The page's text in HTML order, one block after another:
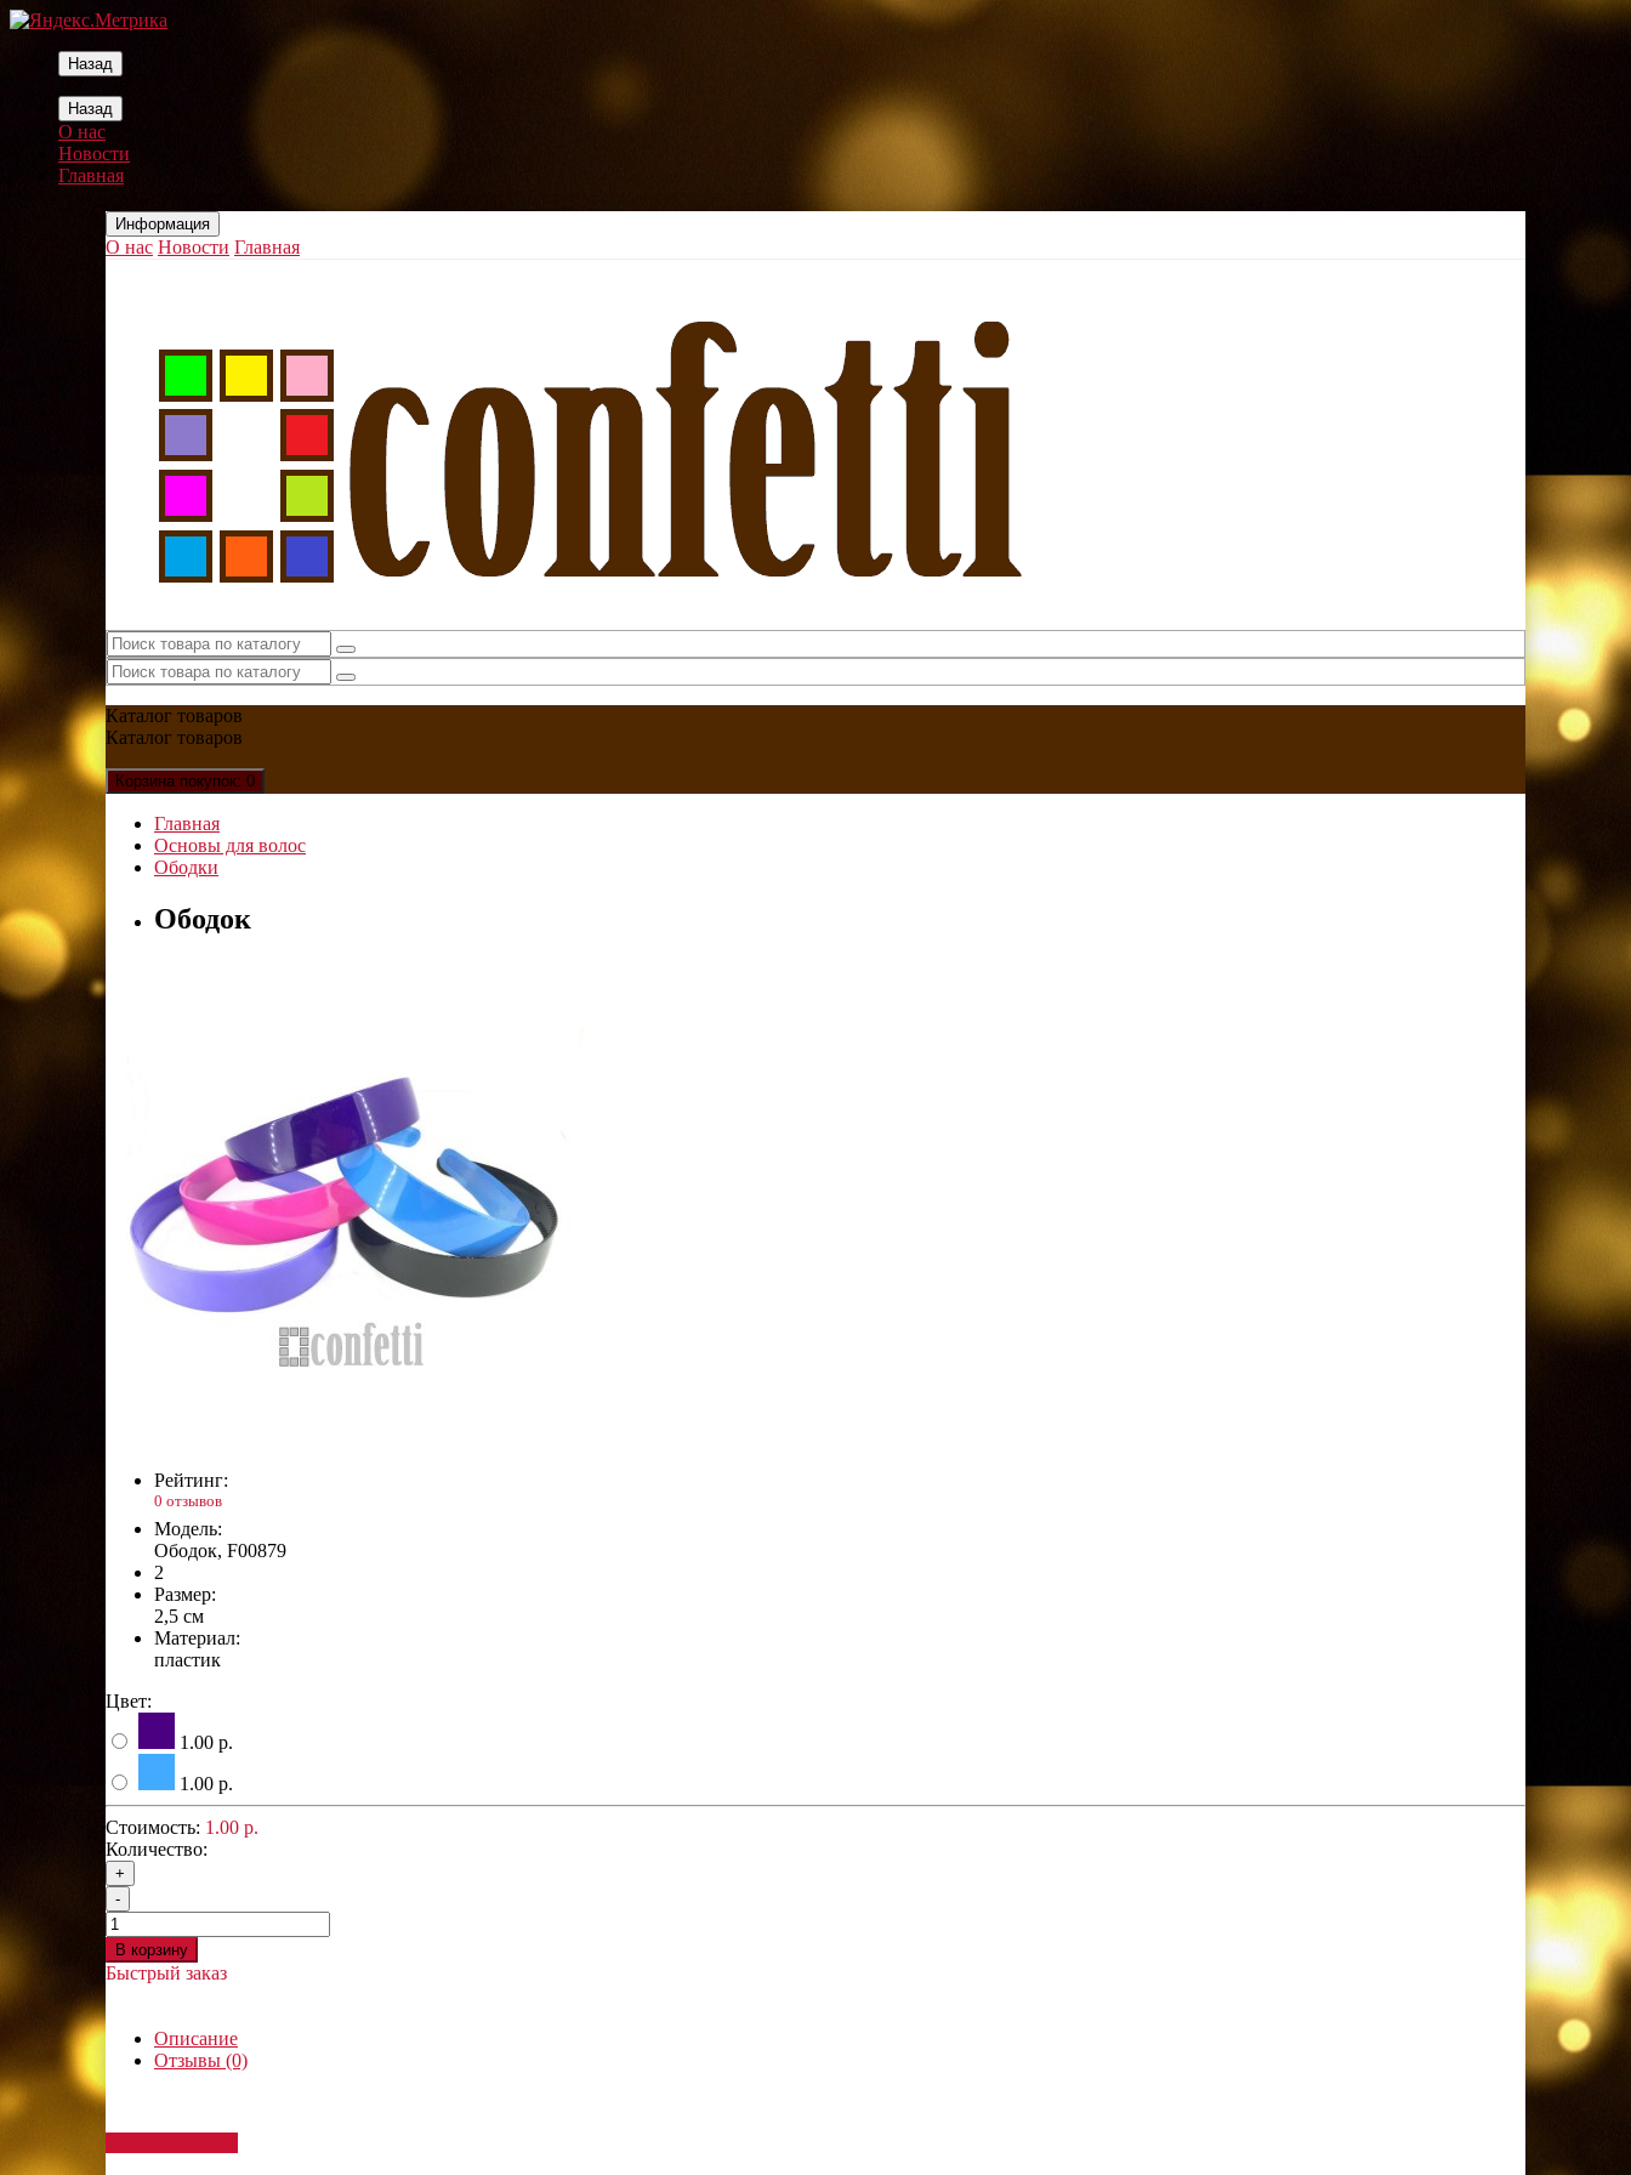
Назад
Назад
О нас
Новости
Главная
Информация
О нас Новости Главная
Каталог товаров
Каталог товаров
Корзина покупок: 0
Главная
Основы для волос
Ободки
Ободок
Рейтинг:
0 отзывов
Модель:
Ободок, F00879
2
Размер:
2,5 см
Материал:
пластик
Цвет:
1.00 р.
1.00 р.
Стоимость: 1.00 р.
Количество:
+
-
В корзину
Быстрый заказ
Описание
Отзывы (0)